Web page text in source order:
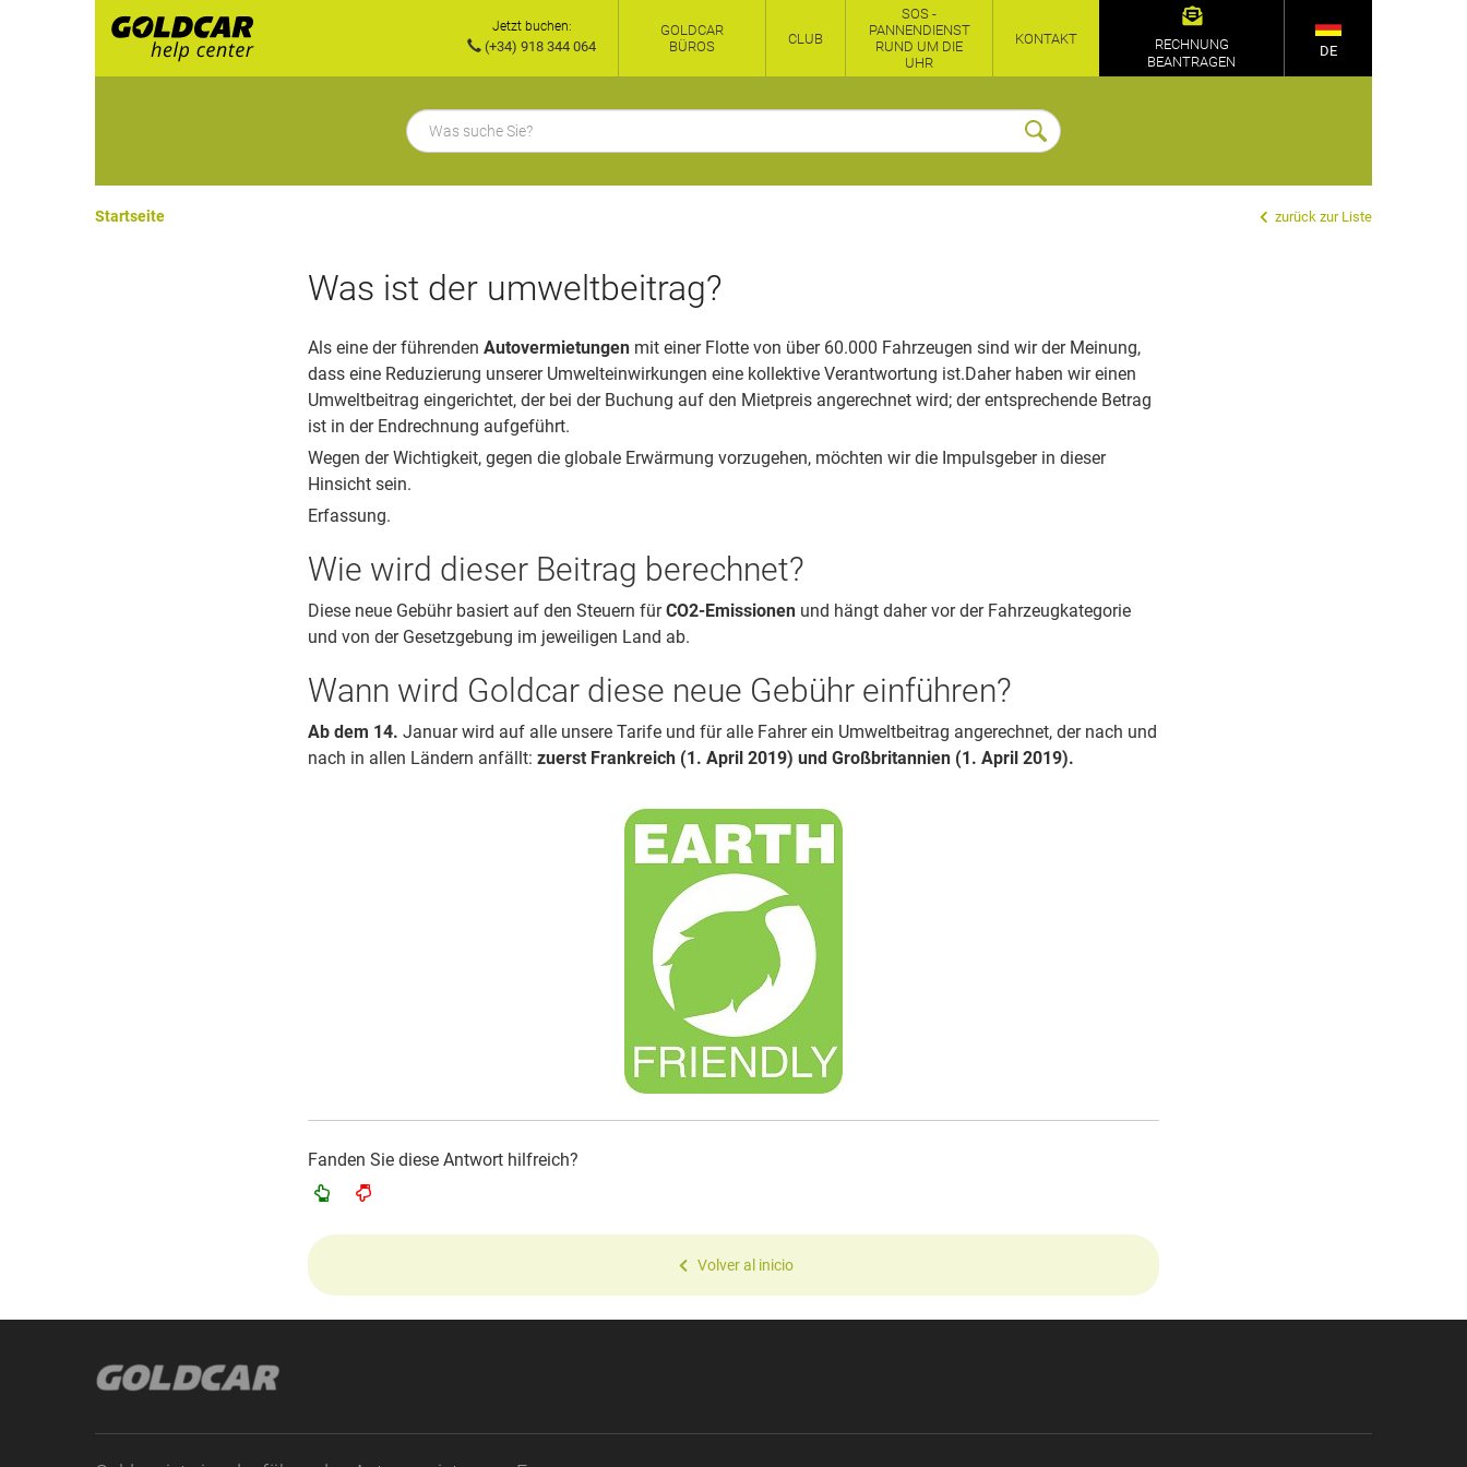
Jetzt buchen:
(+34) 918 344 064
GOLDCAR
BÜROS
CLUB
SOS -
PANNENDIENST
RUND UM DIE
UHR
KONTAKT
RECHNUNG
BEANTRAGEN
DE
Startseite zurück zur Liste
Was ist der umweltbeitrag?
Als eine der führenden Autovermietungen mit einer Flotte von über 60.000 Fahrzeugen sind wir der Meinung,
dass eine Reduzierung unserer Umwelteinwirkungen eine kollektive Verantwortung ist.Daher haben wir einen
Umweltbeitrag eingerichtet, der bei der Buchung auf den Mietpreis angerechnet wird; der entsprechende Betrag
ist in der Endrechnung aufgeführt.
Wegen der Wichtigkeit, gegen die globale Erwärmung vorzugehen, möchten wir die Impulsgeber in dieser
Hinsicht sein.
Erfassung.
Wie wird dieser Beitrag berechnet?
Diese neue Gebühr basiert auf den Steuern fürCO2-Emissionen und hängt daher vor der Fahrzeugkategorie
und von der Gesetzgebung im jeweiligen Land ab.
Wann wird Goldcar diese neue Gebühr einführen?
Ab dem 14. Januar wird auf alle unsere Tarife und für alle Fahrer ein Umweltbeitrag angerechnet, der nach und
nach in allen Ländern anfällt: zuerst Frankreich (1. April 2019) und Großbritannien (1. April 2019).
Fanden Sie diese Antwort hilfreich?
Volver al inicio